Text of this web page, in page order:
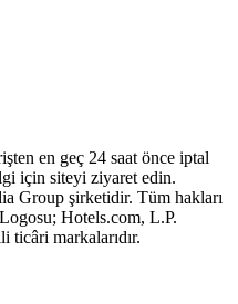
en geç 24 saat önce iptal
için siteyi ziyaret edin.
Group şirketidir. Tüm hakları
Hotels.com, L.P.
ticâri markalarıdır.